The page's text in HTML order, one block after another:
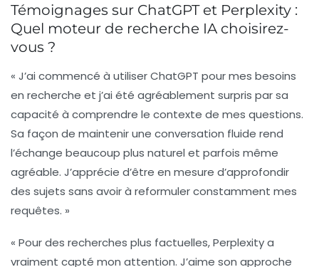
Témoignages sur ChatGPT et Perplexity :
Quel moteur de recherche IA choisirez-
vous ?
« J’ai commencé à utiliserChatGPT pour mes besoins
en recherche et j’ai été agréablement surpris par sa
capacité à comprendre le contexte de mes questions.
Sa façon de maintenir une conversation fluide rend
l’échange beaucoup plus naturel et parfois même
agréable. J’apprécie d’être en mesure d’approfondir
des sujets sans avoir à reformuler constamment mes
requêtes. »
« Pour des recherches plus factuelles,Perplexitya
vraiment capté mon attention. J’aime son approche